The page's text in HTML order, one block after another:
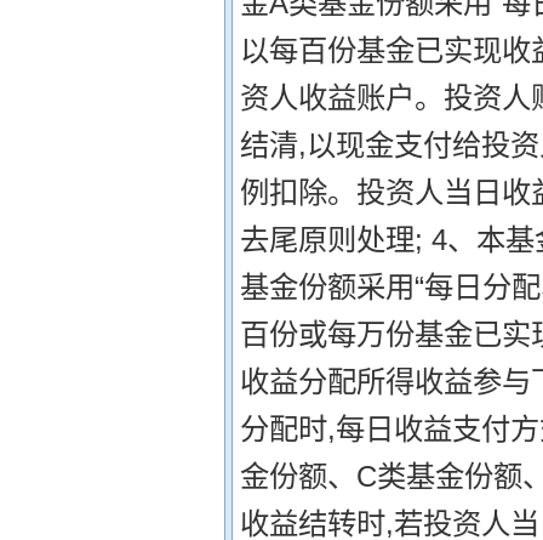
以每百份基金已实现
资人收益账户。投资
结清,以现金支付给投
例扣除。投资人当日
去尾原则处理; 4、本
基金份额采用“每日分
百份或每万份基金已
收益分配所得收益参
分配时,每日收益支付
金份额、C类基金份额
收益结转时,若投资人